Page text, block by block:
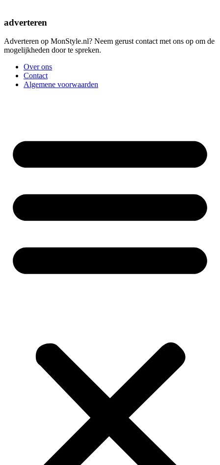
adverteren
Adverteren op MonStyle.nl? Neem gerust contact met ons op om de
mogelijkheden door te spreken.
Over ons
Contact
Algemene voorwaarden